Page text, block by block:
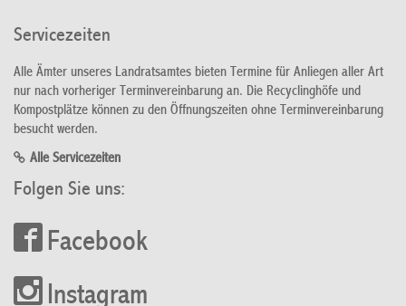
Servicezeiten
Alle Ämter unseres Landratsamtes bieten Termine für Anliegen aller Art
nur nach vorheriger Terminvereinbarung an. Die Recyclinghöfe und
Kompostplätze können zu den Öffnungszeiten ohne Terminvereinbarung
besucht werden.
Alle Servicezeiten
Folgen Sie uns:
Facebook
Instagram